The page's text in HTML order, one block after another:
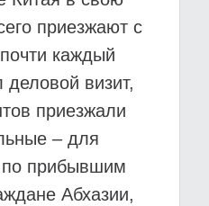
приезжают с
каждый
визит,
приезжали
– для
прибывшим
Абхазии,